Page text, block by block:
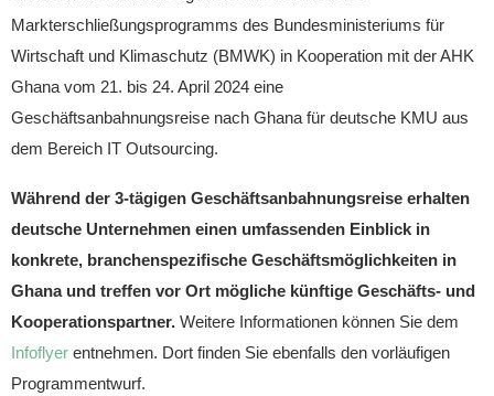
Markterschließungsprogramms des Bundesministeriums für
Wirtschaft und Klimaschutz (BMWK) in Kooperation mit der AHK
Ghana vom 21. bis 24. April 2024 eine
Geschäftsanbahnungsreise nach Ghana für deutsche KMU aus
dem Bereich IT Outsourcing.
Während der 3-tägigen Geschäftsanbahnungsreise erhalten
deutsche Unternehmen einen umfassenden Einblick in
konkrete, branchenspezifische Geschäftsmöglichkeiten in
Ghana und treffen vor Ort mögliche künftige Geschäfts- und
Kooperationspartner. Weitere Informationen können Sie dem
Infoflyer entnehmen. Dort finden Sie ebenfalls den vorläufigen
Programmentwurf.